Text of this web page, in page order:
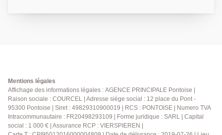
paisible tout en étant proche de toutes les
commodités. DPE: C - EXCLUSIVITÉ
Mentions légales
Affichage des informations légales : AGENCE PRINCIPALE Pontoise |
Raison sociale : COURCEL | Adresse siège social : 12 place du Pont -
95300 Pontoise | Siret : 49829310900019 | RCS : PONTOISE | Numero TVA
Intracommunautaire : FR20498293109 | Forme juridique : SARL | Capital
social : 1 000 € | Assurance RCP : VIERSPIEREN |